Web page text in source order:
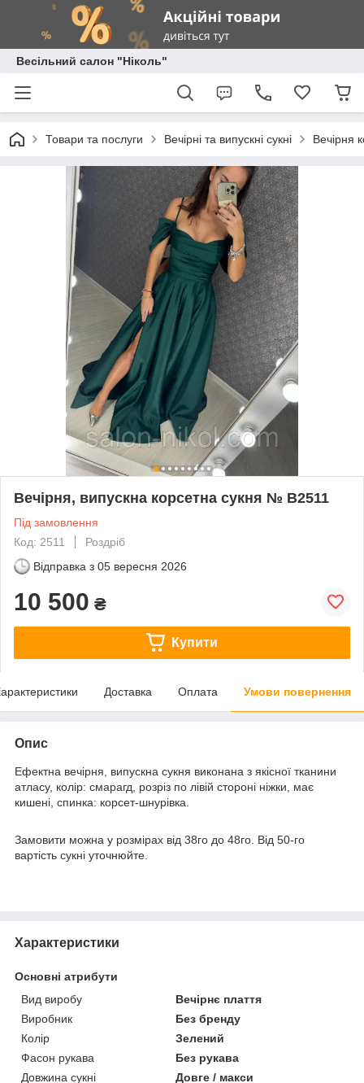
Весільний салон "Ніколь"
Товари та послуги Вечірні та випускні сукні Вечірня
Вечірня, випускна корсетна сукня № В2511
Під замовлення
Код: 2511
Роздріб
Відправка з 05 вересня 2026
10 500 ₴
Купити
Доставка Оплата Умови повернення
Опис
Ефектна вечірня, випускна сукня виконана з якісної тканини
атласу, колір: смарагд, розріз по лівій стороні ніжки, має
кишені, спинка: корсет-шнурівка.
Замовити можна у розмірах від 38го до 48го. Від 50-го
вартість сукні уточнюйте.
Характеристики
Основні атрибути
Вид виробу
Вечірнє плаття
Виробник
Без бренду
Колір
Зелений
Фасон рукава
Без рукава
Довжина сукні
Довге / макси